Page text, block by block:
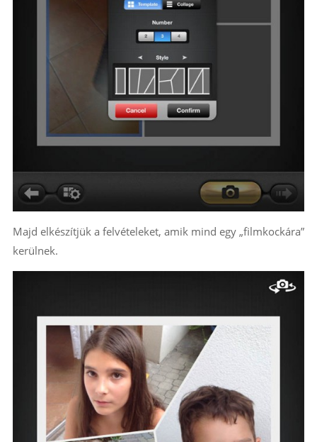
Majd elkészítjük a felvételeket, amik mind egy „filmkockára”
kerülnek.